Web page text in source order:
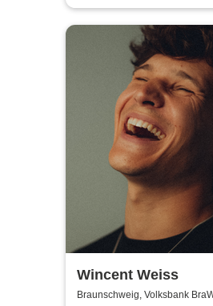
Wincent Weiss
Braunschweig, Volksbank